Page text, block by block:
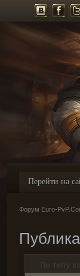
Перейти на
Форум Euro-
По типу